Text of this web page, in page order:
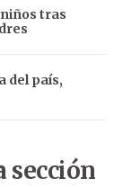
tras
del país,
sección